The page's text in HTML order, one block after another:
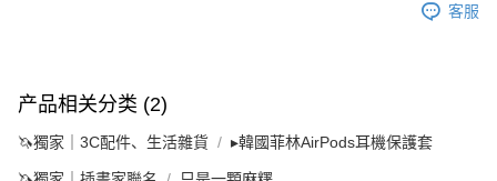
客服
产品相关分类 (2)
🦄獨家｜3C配件、生活雜貨 ▸韓國菲林AirPods耳機保護套